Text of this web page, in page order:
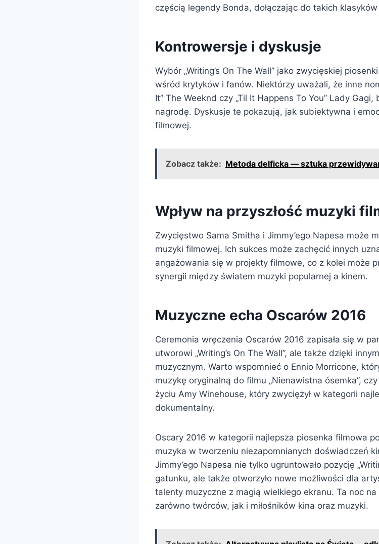
częścią legendy Bonda, dołączając do takich klasyków
Kontrowersje i dyskusje
Wybór „Writing’s On The Wall” jako zwycięskiej
wśród krytyków i fanów. Niektórzy uważali, że inne
It” The Weeknd czy „Til It Happens To You” Lady Gagi,
nagrodę. Dyskusje te pokazują, jak subiektywna i
filmowej.
Zobacz także: Metoda delficka — sztuka
Wpływ na przyszłość muzyki
Zwycięstwo Sama Smitha i Jimmy’ego Napesa może
muzyki filmowej. Ich sukces może zachęcić innych
angażowania się w projekty filmowe, co z kolei może
synergii między światem muzyki popularnej a kinem.
Muzyczne echa Oscarów 2016
Ceremonia wręczenia Oscarów 2016 zapisała się w
utworowi „Writing’s On The Wall”, ale także dzięki
muzycznym. Warto wspomnieć o Ennio Morricone,
muzykę oryginalną do filmu „Nienawistna ósemka”,
życiu Amy Winehouse, który zwyciężył w kategorii
dokumentalny.
Oscary 2016 w kategorii najlepsza piosenka filmowa
muzyka w tworzeniu niezapomnianych doświadczeń
Jimmy’ego Napesa nie tylko ugruntowało pozycję
gatunku, ale także otworzyło nowe możliwości dla
talenty muzyczne z magią wielkiego ekranu. Ta noc
zarówno twórców, jak i miłośników kina oraz muzyki.